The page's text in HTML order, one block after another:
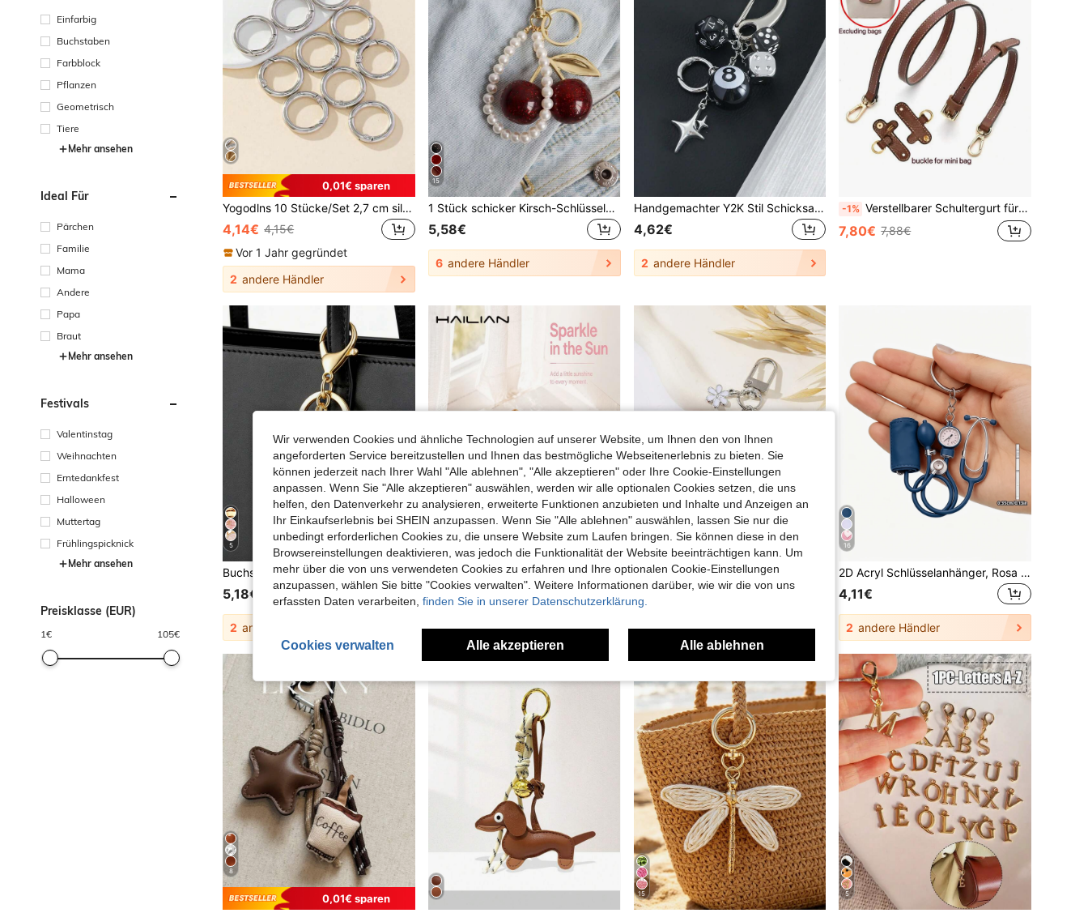
Einfarbig
Buchstaben
Farbblock
Pflanzen
Geometrisch
Tiere
Mehr ansehen
Ideal Für
Pärchen
Familie
Mama
Andere
Papa
Braut
Mehr ansehen
Festivals
Valentinstag
Weihnachten
Erntedankfest
Halloween
Muttertag
Frühlingspicknick
Mehr ansehen
Preisklasse (EUR)
1€ 105€
0,01€ sparen
Yogodlns 10 Stücke/Set 2,7 cm silberfarbener runder Karabinerhaken, für Geldbörsen-Accessoires, Gurtverbinder
4,14€ 4,15€
Vor 1 Jahr gegründet
2 andere Händler
15
1 Stück schicker Kirsch-Schlüsselanhänger mit funkelndem Harz-Anhänger - Legierung, anpassbarer C-Haken-Verschluss für Damen-Geldbörsen & Taschen, ideales Geschenk für Familie und Freunde
5,58€
6 andere Händler
Handgemachter Y2K Stil Schicksalswürfel Schlüsselanhänger mit 8er Ball Anhänger - Unisex Subkultur Taschenbaumler & Modeaccessoire Kreuz
4,62€
2 andere Händler
-1% Verstellbarer Schultergurt für Mini-Tasche, Länge 95-124cm, Mikrofaser-Material, ohne Lochung, Handtasche zu Schulter- oder Crossbody-Gurt
7,80€ 7,88€
5
Buchstaben- und Blumenstil Schlüsselanhänger, A-Z Design, Blumen Taschenanhänger, eleganter Buchstabenanhänger, Kirschblüten Schlüsselanhänger, Emaille Schlüsselanhänger, Auto-Accessoire, Modeschmuck, geeignet für Schlüsselanhänger, Taschen, Geldbörsen, exquisites Schmuckgeschenk für Mädchen, Frauen oder Damen, geeignet für Geburtstag, Valentinstag, Ostern, Jahrestag, Abschluss und mehr
5,18€
2 andere Händler
NEW HAILIAN Emaille Blumen Taschenanhänger Set, Strass Wassertropfen & Sonnenblumen Schlüsselanhänger, Roségold Legierung Taschen Dekoration, Damen Handtasche Schlüssel Ornament, Geschenk für Mädchen
3,70€ 4,39€
16
2D Acryl Schlüsselanhänger, Rosa Stethoskop + Blutdruckmessgerät Set, 1 Stück, Medizinischer Stil Heilungsanhänger, Ideales Geschenk für Krankenschwestern, Ärzte und Medizinbegeisterte, Leicht und Weich.
4,11€
2 andere Händler
8
0,01€ sparen 15 5
Wir verwenden Cookies und ähnliche Technologien auf unserer Website, um Ihnen den von Ihnen
angeforderten Service bereitzustellen und Ihnen das bestmögliche Webseitenerlebnis zu bieten. Sie
können jederzeit nach Ihrer Wahl "Alle ablehnen", "Alle akzeptieren" oder Ihre Cookie-Einstellungen
anpassen. Wenn Sie "Alle akzeptieren" auswählen, werden wir alle optionalen Cookies setzen, die uns
helfen, den Datenverkehr zu analysieren, erweiterte Funktionen anzubieten und Inhalte und Anzeigen an
Ihr Einkaufserlebnis bei SHEIN anzupassen. Wenn Sie "Alle ablehnen" auswählen, lassen Sie nur die
unbedingt erforderlichen Cookies zu, die unsere Website zum Laufen bringen. Sie können diese in den
Browsereinstellungen deaktivieren, was jedoch die Funktionalität der Website beeinträchtigen kann. Um
mehr über die von uns verwendeten Cookies zu erfahren und Ihre optionalen Cookie-Einstellungen
anzupassen, wählen Sie bitte "Cookies verwalten". Weitere Informationen darüber, wie wir die von uns
erfassten Daten verarbeiten, finden Sie in unserer Datenschutzerklärung.
Cookies verwalten Alle akzeptieren Alle ablehnen